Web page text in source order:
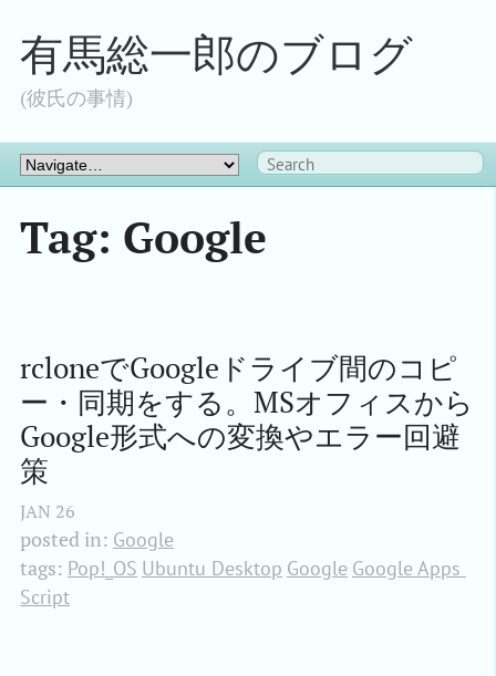
有馬総一郎のブログ
(彼氏の事情)
Tag: Google
rcloneでGoogleドライブ間のコピ
ー・同期をする。MSオフィスから
Google形式への変換やエラー回避
策
JAN 26
posted in: Google
tags: Pop!_OS Ubuntu Desktop Google Google Apps
Script